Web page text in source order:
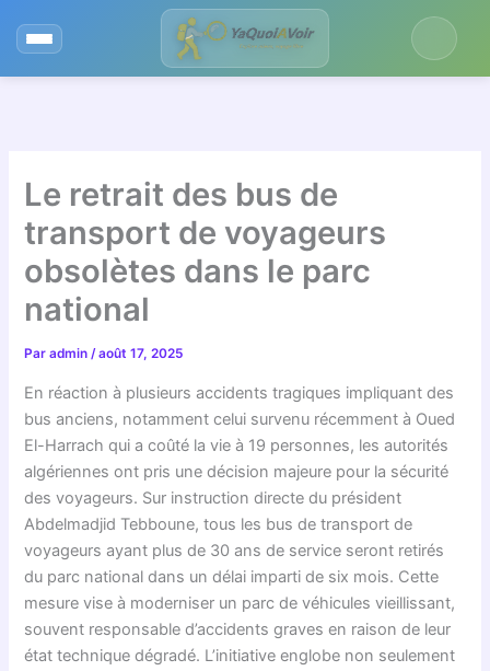
Le retrait des bus de
transport de voyageurs
obsolètes dans le parc
national
Paradmin/août 17, 2025
En réaction à plusieurs accidents tragiques impliquant des
bus anciens, notamment celui survenu récemment à Oued
El-Harrach qui a coûté la vie à 19 personnes, les autorités
algériennes ont pris une décision majeure pour la sécurité
des voyageurs. Sur instruction directe du président
Abdelmadjid Tebboune, tous les bus de transport de
voyageurs ayant plus de 30 ans de service seront retirés
du parc national dans un délai imparti de six mois. Cette
mesure vise à moderniser un parc de véhicules vieillissant,
souvent responsable d’accidents graves en raison de leur
état technique dégradé. L’initiative englobe non seulement